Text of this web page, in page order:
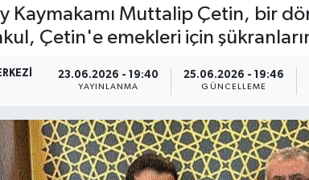
Kaymakamı Muttalip Çetin, bir
Çetin'e emekleri için
23.06.2026 - 19:40
YAYINLANMA
25.06.2026 - 19:46
GÜNCELLEME